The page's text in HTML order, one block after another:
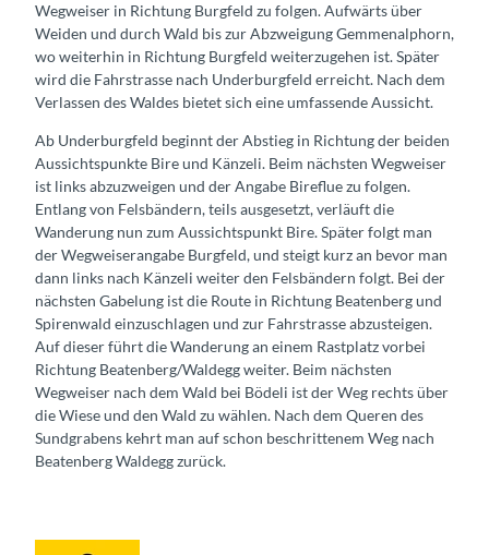
Wegweiser in Richtung Burgfeld zu folgen. Aufwärts über
Weiden und durch Wald bis zur Abzweigung Gemmenalphorn,
wo weiterhin in Richtung Burgfeld weiterzugehen ist. Später
wird die Fahrstrasse nach Underburgfeld erreicht. Nach dem
Verlassen des Waldes bietet sich eine umfassende Aussicht.
Ab Underburgfeld beginnt der Abstieg in Richtung der beiden
Aussichtspunkte Bire und Känzeli. Beim nächsten Wegweiser
ist links abzuzweigen und der Angabe Bireflue zu folgen.
Entlang von Felsbändern, teils ausgesetzt, verläuft die
Wanderung nun zum Aussichtspunkt Bire. Später folgt man
der Wegweiserangabe Burgfeld, und steigt kurz an bevor man
dann links nach Känzeli weiter den Felsbändern folgt. Bei der
nächsten Gabelung ist die Route in Richtung Beatenberg und
Spirenwald einzuschlagen und zur Fahrstrasse abzusteigen.
Auf dieser führt die Wanderung an einem Rastplatz vorbei
Richtung Beatenberg/Waldegg weiter. Beim nächsten
Wegweiser nach dem Wald bei Bödeli ist der Weg rechts über
die Wiese und den Wald zu wählen. Nach dem Queren des
Sundgrabens kehrt man auf schon beschrittenem Weg nach
Beatenberg Waldegg zurück.